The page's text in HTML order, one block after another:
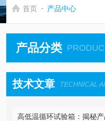
首页 - 产品中心
产品分类
技术文章 TECHNICAL
高低温循环试验箱：揭秘